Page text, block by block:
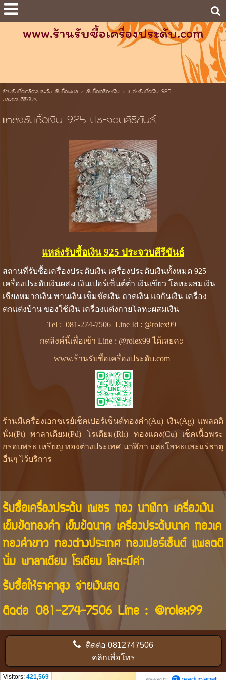
www.ร้านรับซื้อเครื่องประดับ.com
ร้านรับซื้อเครื่องประดับ รับซื้อเพชร> รับซื้อเครื่องเงิน > แหล่งรับซื้อเงิน 925
ประจวบคีรีขันธ์
แหล่งรับซื้อเงิน 925 ประจวบคีรีขันธ์
แหล่งรับซื้อเงิน 925 ประจวบคีรีขันธ์
สถานที่รับซื้อเครื่องประดับเงิน เครื่องประดับเงินทั้งหมด 925
เครื่องประดับเงินผสม เงินเปอร์เซ็นต์ต่ำ เงินเขียว โลหะผสมเงิน
เชียงหมากเงิน พานเงิน เข็มขัดเงิน ถาดเงิน แจกันเงิน เครื่อง
ตกแต่งบ้าน ของใช้เงิน เครื่องแต่งกายโลหะผสมเงิน
Tel :081-274-7506 Line Id : @rolex99
กดลิงค์นี้เพื่อเข้า Line : @rolex99 ได้เลยคะ
www.ร้านรับซื้อเครื่องประดับ.com
ร้านมีเครื่องเอกซเรย์เช็คเปอร์เซ็นต์ทองคำ(Au) เงิน(Ag) แพลตติ
นั่ม(Pt) พาลาเดียม(Pd) โรเดียม(Rh) ทองแดง(Cu) เช็คเนื้อพระ
กรอบพระ เหรียญ ทองต่างประเทศ นาฬิกา และโลหะและแร่ธาตุ
อื่นๆ ไว้บริการ
รับซื้อเครื่องประดับ เพชร ทอง นาฬิกา เครื่องเงิน
เข็มขัดทองคำ เข็มขัดนาค เครื่องประดับนาค ทองเค
ทองคำขาว ทองต่างประเทศ ทองเปอร์เซ็นต์ แพลตติ
นั่ม พาลาเดียม โรเดียม โลหะมีค่า
รับซื้อให้ราคาสูง จ่ายเงินสด
ติดต่อ 081-274-7506Line : @rolex99
ติดต่อ0812747506
คลิกเพื่อโทร
Visitors: 421,569